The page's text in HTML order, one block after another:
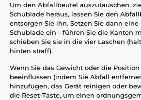
Um den Abfallbeutel auszutauschen,
Schublade heraus, lassen Sie den
entsorgen Sie ihn. Setzen Sie dann
Schublade ein - führen Sie die Kanten
schieben Sie sie in die vier Laschen
hinten straff).
Wenn Sie das Gewicht oder die
beeinflussen (indem Sie Abfall
hinzufügen, das Gerät reinigen oder
die Reset-Taste, um einen